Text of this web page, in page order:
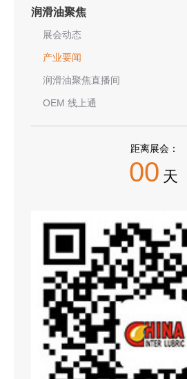
润滑油聚焦
展会动态
产业要闻
润滑油聚焦直播间
OEM 线上通
距离展会：
00 天